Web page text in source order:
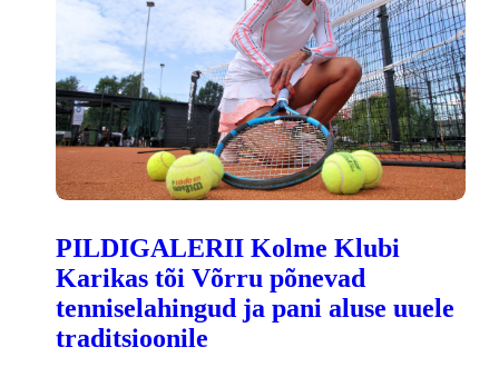
PILDIGALERII Kolme Klubi
Karikas tõi Võrru põnevad
tenniselahingud ja pani aluse uuele
traditsioonile